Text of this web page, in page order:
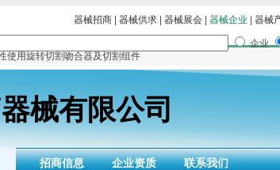
器械招商 器械供求 器械展会 器械企业 器械
企业
使用旋转切割吻合器及切割组件
械有限公司
招商信息 企业资质 联系我们